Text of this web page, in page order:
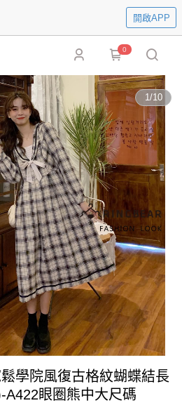
開啟APP
0
1/10
學院風復古格紋蝴蝶結長
眼圈熊中大尺碼